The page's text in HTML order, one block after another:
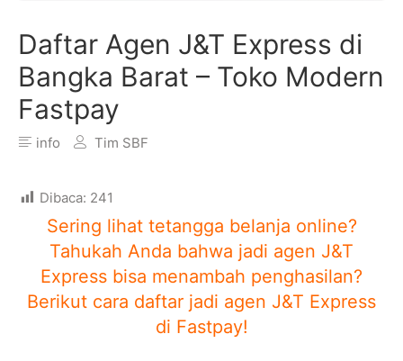
Daftar Agen J&T Express di
Bangka Barat – Toko Modern
Fastpay
info Tim SBF
Dibaca: 241
Sering lihat tetangga belanja online?
Tahukah Anda bahwa jadi agen J&T
Express bisa menambah penghasilan?
Berikut cara daftar jadi agen J&T Express
di Fastpay!